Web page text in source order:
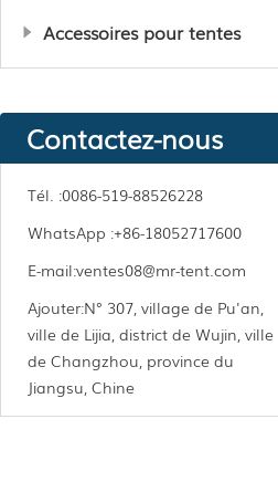
Accessoires pour tentes
Contactez-nous
Tél. :0086-519-88526228
WhatsApp :+86-18052717600
E-mail:ventes08@mr-tent.com
Ajouter:N° 307, village de Pu'an,
ville de Lijia, district de Wujin, ville
de Changzhou, province du
Jiangsu, Chine